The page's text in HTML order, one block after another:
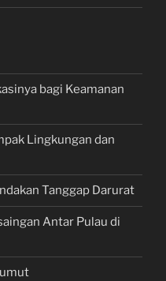
bagi Keamanan
Lingkungan dan
Tanggap Darurat
Antar Pulau di